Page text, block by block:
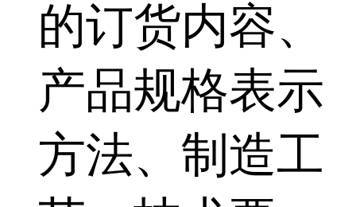
的订货内容、
产品规格表示
方法、制造工